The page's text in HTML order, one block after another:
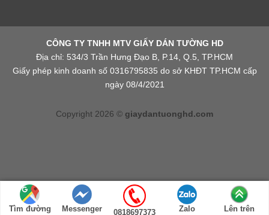
CÔNG TY TNHH MTV GIẤY DÁN TƯỜNG HD
Địa chỉ: 534/3 Trần Hưng Đạo B, P.14, Q.5, TP.HCM
Giấy phép kinh doanh số 0316795835 do sở KHĐT TP.HCM cấp
ngày 08/4/2021
Copyright 2026 © giaydantuonghd.com
Tìm đường Messenger 0818697373 Zalo Lên trên